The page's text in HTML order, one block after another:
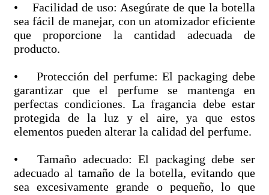
• Facilidad de uso: Asegúrate de que la botella
sea fácil de manejar, con un atomizador eficiente
que proporcione la cantidad adecuada de
producto.
• Protección del perfume: El packaging debe
garantizar que el perfume se mantenga en
perfectas condiciones. La fragancia debe estar
protegida de la luz y el aire, ya que estos
elementos pueden alterar la calidad del perfume.
• Tamaño adecuado: El packaging debe ser
adecuado al tamaño de la botella, evitando que
sea excesivamente grande o pequeño, lo que